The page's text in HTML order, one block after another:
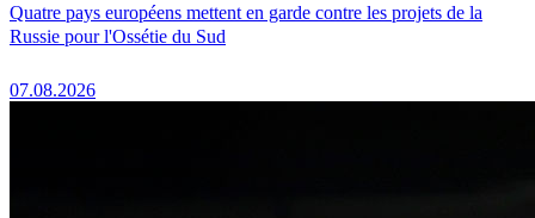
Quatre pays européens mettent en garde contre les projets de la
Russie pour l'Ossétie du Sud
07.08.2026